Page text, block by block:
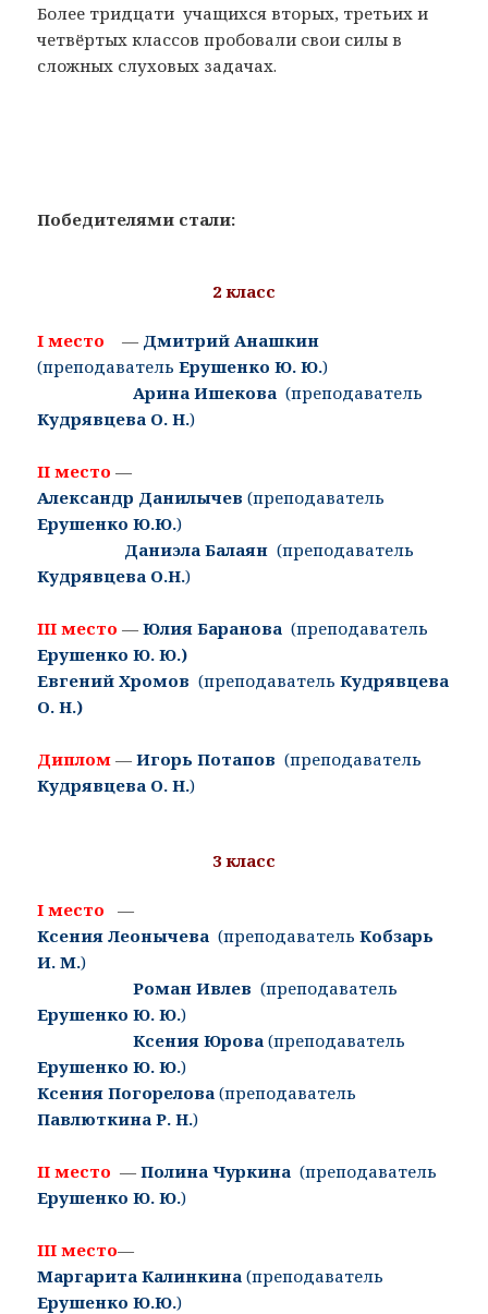
Более тридцати учащихся вторых, третьих и
четвёртых классов пробовали свои силы в
сложных слуховых задачах.
Победителями стали:
2 класс
I место — Дмитрий Анашкин
(преподавательЕрушенко Ю. Ю.)
Арина Ишекова (преподаватель
Кудрявцева О. Н.)
II место —
Александр Данилычев(преподаватель
Ерушенко Ю.Ю.)
Даниэла Балаян (преподаватель
Кудрявцева О.Н.)
III место —Юлия Баранова (преподаватель
Ерушенко Ю. Ю.)
Евгений Хромов (преподавательКудрявцева
О. Н.)
Диплом —Игорь Потапов (преподаватель
Кудрявцева О. Н.)
3 класс
I место
—
Ксения Леонычева(преподавательКобзарь
И. М.)
Роман Ивлев (преподаватель
Ерушенко Ю. Ю.)
Ксения Юрова(преподаватель
Ерушенко Ю. Ю.)
Ксения Погорелова (преподаватель
Павлюткина Р. Н.)
II место —Полина Чуркина (преподаватель
Ерушенко Ю. Ю.)
III место—
Маргарита Калинкина(преподаватель
Ерушенко Ю.Ю.)